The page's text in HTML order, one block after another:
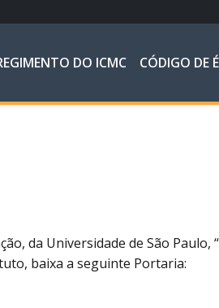
DO ICMC CÓDIGO DE
da Universidade de São Paulo,
baixa a seguinte Portaria: